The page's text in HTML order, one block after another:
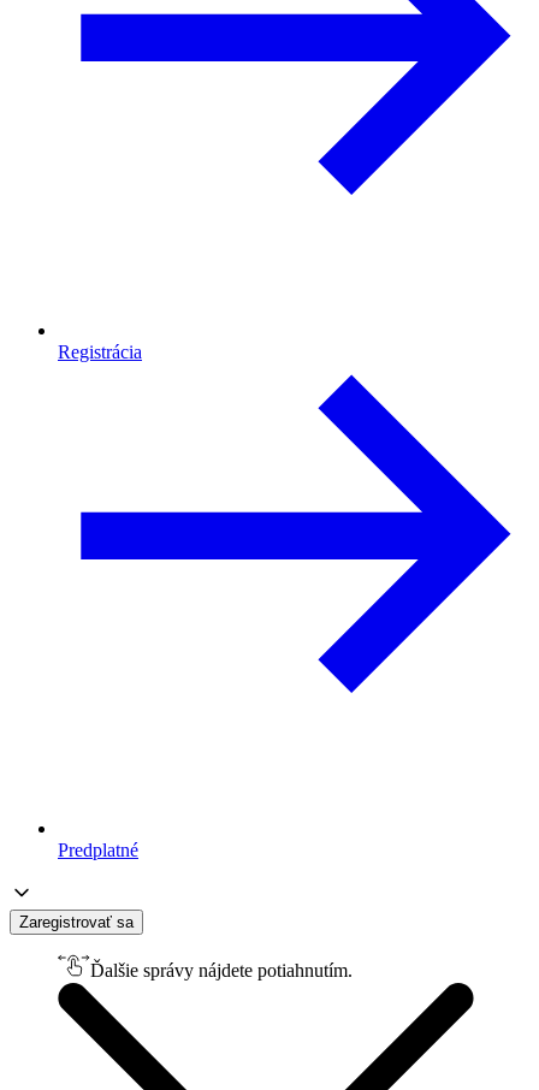
Registrácia
Predplatné
Zaregistrovať sa
Ďalšie správy nájdete potiahnutím.